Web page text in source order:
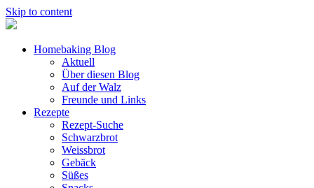
Skip to content
Homebaking Blog
Aktuell
Über diesen Blog
Auf der Walz
Freunde und Links
Rezepte
Rezept-Suche
Schwarzbrot
Weissbrot
Gebäck
Süßes